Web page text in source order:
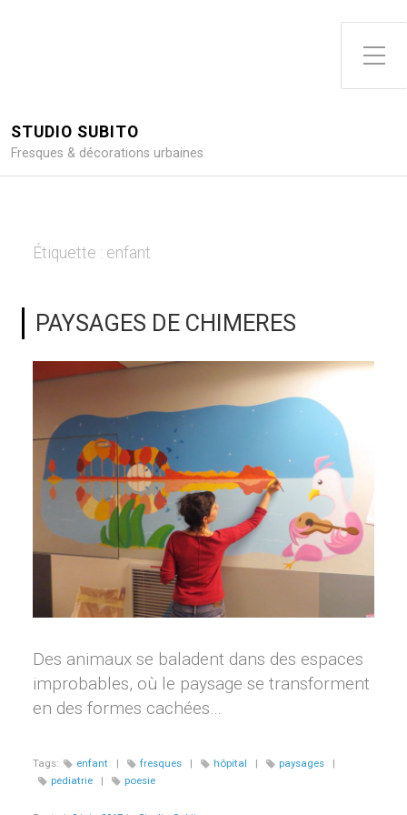
Toggle Side Menu
STUDIO SUBITO
Fresques & décorations urbaines
Étiquette : enfant
PAYSAGES DE CHIMERES
Des animaux se baladent dans des espaces
improbables, où le paysage se transforment
en des formes cachées…
Tags: enfant | fresques | hôpital | paysages
|
pediatrie
| poesie